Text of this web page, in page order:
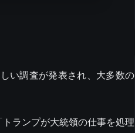
い調査が発表され、大多数の
ランプが大統領の仕事を処理